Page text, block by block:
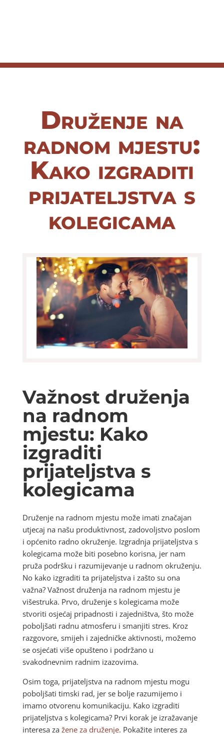
Druženje na
radnom mjestu:
Kako izgraditi
prijateljstva s
kolegicama
Važnost druženja
na radnom
mjestu: Kako
izgraditi
prijateljstva s
kolegicama
Druženje na radnom mjestu može imati značajan
utjecaj na našu produktivnost, zadovoljstvo poslom
i općenito radno okruženje. Izgradnja prijateljstva s
kolegicama može biti posebno korisna, jer nam
pruža podršku i razumijevanje u radnom okruženju.
No kako izgraditi ta prijateljstva i zašto su ona
važna? Važnost druženja na radnom mjestu je
višestruka. Prvo, druženje s kolegicama može
stvoriti osjećaj pripadnosti i zajedništva, što može
poboljšati radnu atmosferu i smanjiti stres. Kroz
razgovore, smijeh i zajedničke aktivnosti, možemo
se osjećati više opušteno i podržano u
svakodnevnim radnim izazovima.
Osim toga, prijateljstva na radnom mjestu mogu
poboljšati timski rad, jer se bolje razumijemo i
imamo otvorenu komunikaciju. Kako izgraditi
prijateljstva s kolegicama? Prvi korak je izražavanje
interesa za žene za druženje. Pokažite interes za